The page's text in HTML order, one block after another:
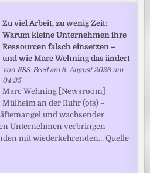
Zu viel Arbeit, zu wenig Zeit:
Warum kleine Unternehmen ihre
Ressourcen falsch einsetzen –
und wie Marc Wehning das ändert
vonRSS-Feedam 6. August 2026 um
04:35
Marc Wehning [Newsroom]
Mülheim an der Ruhr (ots) –
und wachsender
Unternehmen verbringen
mit wiederkehrenden... Quelle